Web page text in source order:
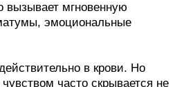
вызывает мгновенную
эмоциональные
в крови. Но
часто скрывается не